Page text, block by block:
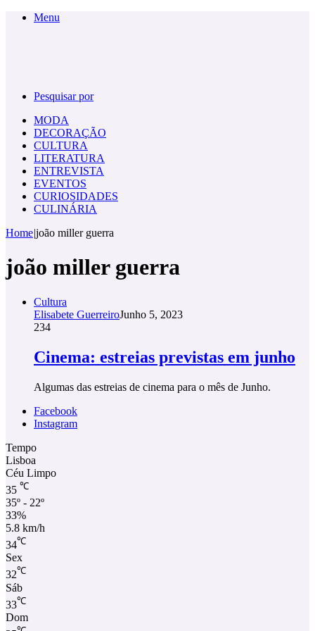
Menu
Pesquisar por
MODA
DECORAÇÃO
CULTURA
LITERATURA
ENTREVISTA
EVENTOS
CURIOSIDADES
CULINÁRIA
Home|joão miller guerra
joão miller guerra
Cultura
Elisabete GuerreiroJunho 5, 2023
234
Cinema: estreias previstas em junho
Algumas das estreias de cinema para o mês de Junho.
Facebook
Instagram
Tempo
Lisboa
Céu Limpo
35 ℃
35º - 22º
33%
5.8 km/h
34℃
Sex
32℃
Sáb
33℃
Dom